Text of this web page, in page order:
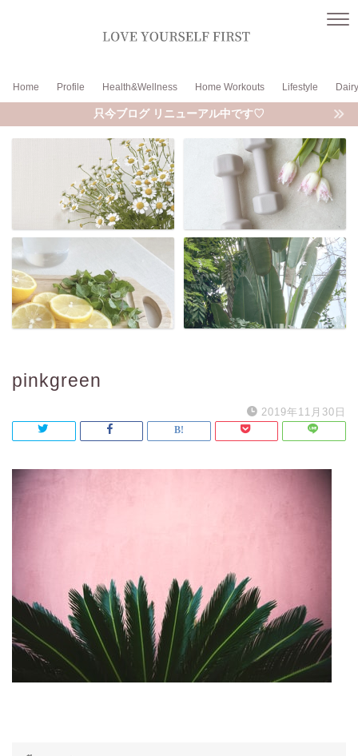
Home Profile Health&Wellness Home Workouts Lifestyle Dairy
只今ブログ リニューアル中です♡
pinkgreen
2019年11月30日